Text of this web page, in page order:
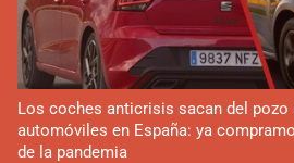
Los coches anticrisis sacan del pozo
automóviles en España: ya
de la pandemia